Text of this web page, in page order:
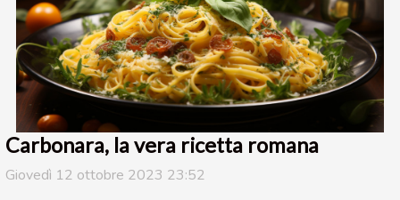
Carbonara, la vera ricetta romana
Giovedì 12 ottobre 2023 23:52